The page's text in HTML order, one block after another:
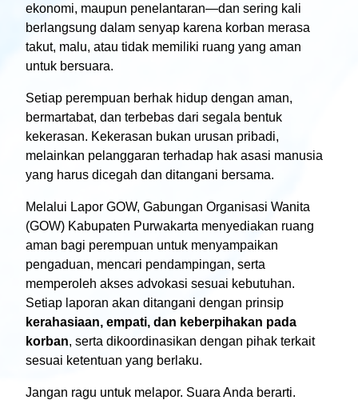
ekonomi, maupun penelantaran—dan sering kali
berlangsung dalam senyap karena korban merasa
takut, malu, atau tidak memiliki ruang yang aman
untuk bersuara.
Setiap perempuan berhak hidup dengan aman,
bermartabat, dan terbebas dari segala bentuk
kekerasan. Kekerasan bukan urusan pribadi,
melainkan pelanggaran terhadap hak asasi manusia
yang harus dicegah dan ditangani bersama.
Melalui Lapor GOW, Gabungan Organisasi Wanita
(GOW) Kabupaten Purwakarta menyediakan ruang
aman bagi perempuan untuk menyampaikan
pengaduan, mencari pendampingan, serta
memperoleh akses advokasi sesuai kebutuhan.
Setiap laporan akan ditangani dengan prinsip
kerahasiaan, empati, dan keberpihakan pada
korban, serta dikoordinasikan dengan pihak terkait
sesuai ketentuan yang berlaku.
Jangan ragu untuk melapor. Suara Anda berarti.